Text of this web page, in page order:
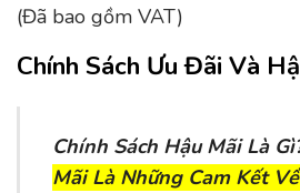
(Đã bao gồm VAT)
Chính Sách Ưu Đãi Và
Chính Sách Hậu Mãi Là
Mãi Là Những Cam Kết Về